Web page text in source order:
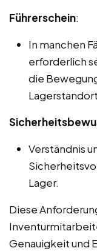
Führerschein:
In manchen
erforderlich
die
Verständnis
Lager.
Diese
Genauigkeit und